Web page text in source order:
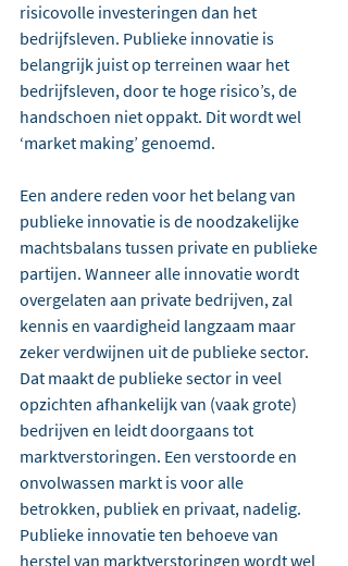
risicovolle investeringen dan het
bedrijfsleven. Publieke innovatie is
belangrijk juist op terreinen waar het
bedrijfsleven, door te hoge risico’s, de
handschoen niet oppakt. Dit wordt wel
‘market making’ genoemd.
Een andere reden voor het belang van
publieke innovatie is de noodzakelijke
machtsbalans tussen private en publieke
partijen. Wanneer alle innovatie wordt
overgelaten aan private bedrijven, zal
kennis en vaardigheid langzaam maar
zeker verdwijnen uit de publieke sector.
Dat maakt de publieke sector in veel
opzichten afhankelijk van (vaak grote)
bedrijven en leidt doorgaans tot
marktverstoringen. Een verstoorde en
onvolwassen markt is voor alle
betrokken, publiek en privaat, nadelig.
Publieke innovatie ten behoeve van
herstel van marktverstoringen wordt wel